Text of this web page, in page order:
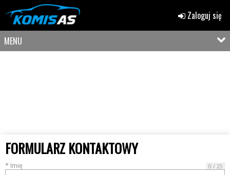
Zaloguj się
MENU
FORMULARZ KONTAKTOWY
* Imię 0 / 25